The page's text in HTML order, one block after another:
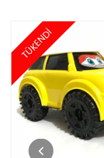
TÜKENDİ